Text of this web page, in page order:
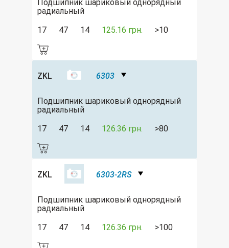
Подшипник шариковый однорядный
радиальный
17
47 14 125.16 грн. >10
ZKL 6303
Подшипник шариковый однорядный
радиальный
17
47 14 126.36 грн. >80
ZKL 6303-2RS
Подшипник шариковый однорядный
радиальный
17
47 14 126.36 грн. >100